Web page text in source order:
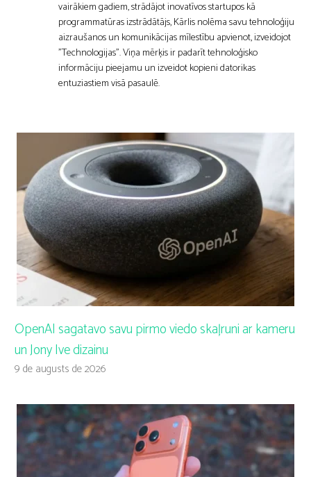
vairākiem gadiem, strādājot inovatīvos startupos kā
programmatūras izstrādātājs, Kārlis nolēma savu tehnoloģiju
aizraušanos un komunikācijas mīlestību apvienot, izveidojot
"Technologijas". Viņa mērķis ir padarīt tehnoloģisko
informāciju pieejamu un izveidot kopieni datorikas
entuziastiem visā pasaulē.
OpenAI sagatavo savu pirmo viedo skaļruni ar kameru
un Jony Ive dizainu
9 de augusts de 2026